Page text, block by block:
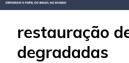
restauração
degradadas